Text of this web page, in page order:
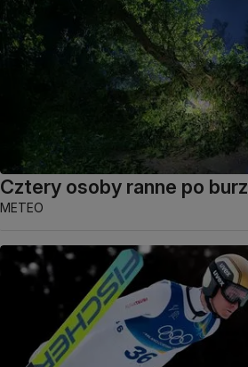
Cztery osoby ranne po
METEO